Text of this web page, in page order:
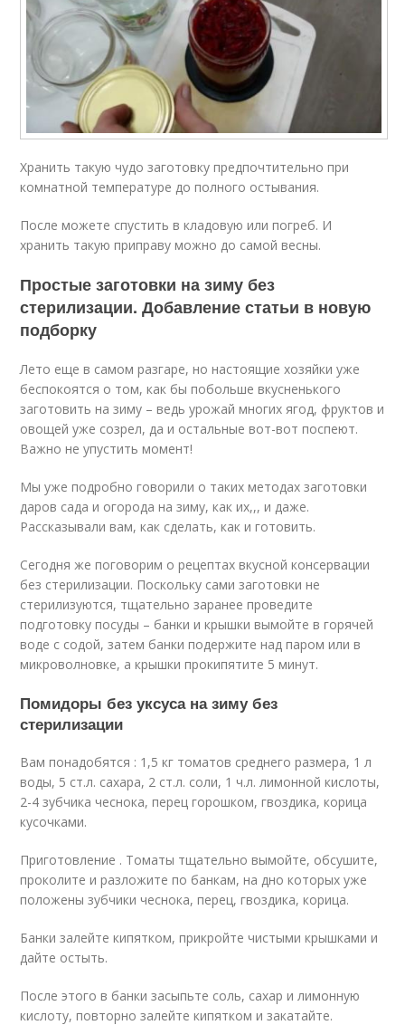
Хранить такую чудо заготовку предпочтительно при
комнатной температуре до полного остывания.
После можете спустить в кладовую или погреб. И
хранить такую приправу можно до самой весны.
Простые заготовки на зиму без
стерилизации. Добавление статьи в новую
подборку
Лето еще в самом разгаре, но настоящие хозяйки уже
беспокоятся о том, как бы побольше вкусненького
заготовить на зиму – ведь урожай многих ягод, фруктов и
овощей уже созрел, да и остальные вот-вот поспеют.
Важно не упустить момент!
Мы уже подробно говорили о таких методах заготовки
даров сада и огорода на зиму, как их,,, и даже.
Рассказывали вам, как сделать, как и готовить.
Сегодня же поговорим о рецептах вкусной консервации
без стерилизации. Поскольку сами заготовки не
стерилизуются, тщательно заранее проведите
подготовку посуды – банки и крышки вымойте в горячей
воде с содой, затем банки подержите над паром или в
микроволновке, а крышки прокипятите 5 минут.
Помидоры без уксуса на зиму без
стерилизации
Вам понадобятся : 1,5 кг томатов среднего размера, 1 л
воды, 5 ст.л. сахара, 2 ст.л. соли, 1 ч.л. лимонной кислоты,
2-4 зубчика чеснока, перец горошком, гвоздика, корица
кусочками.
Приготовление . Томаты тщательно вымойте, обсушите,
проколите и разложите по банкам, на дно которых уже
положены зубчики чеснока, перец, гвоздика, корица.
Банки залейте кипятком, прикройте чистыми крышками и
дайте остыть.
После этого в банки засыпьте соль, сахар и лимонную
кислоту, повторно залейте кипятком и закатайте.